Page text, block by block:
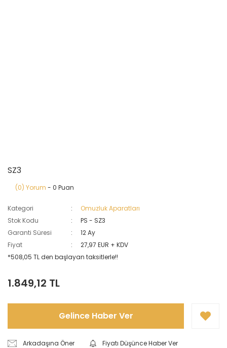
SZ3
(0) Yorum - 0 Puan
Kategori
Omuzluk Aparatları
Stok Kodu
PS - SZ3
Garanti Süresi
12 Ay
Fiyat
27,97 EUR + KDV
*508,05 TL den başlayan taksitlerle!!
1.849,12 TL
Gelince Haber Ver
Arkadaşına Öner
Fiyatı Düşünce Haber Ver